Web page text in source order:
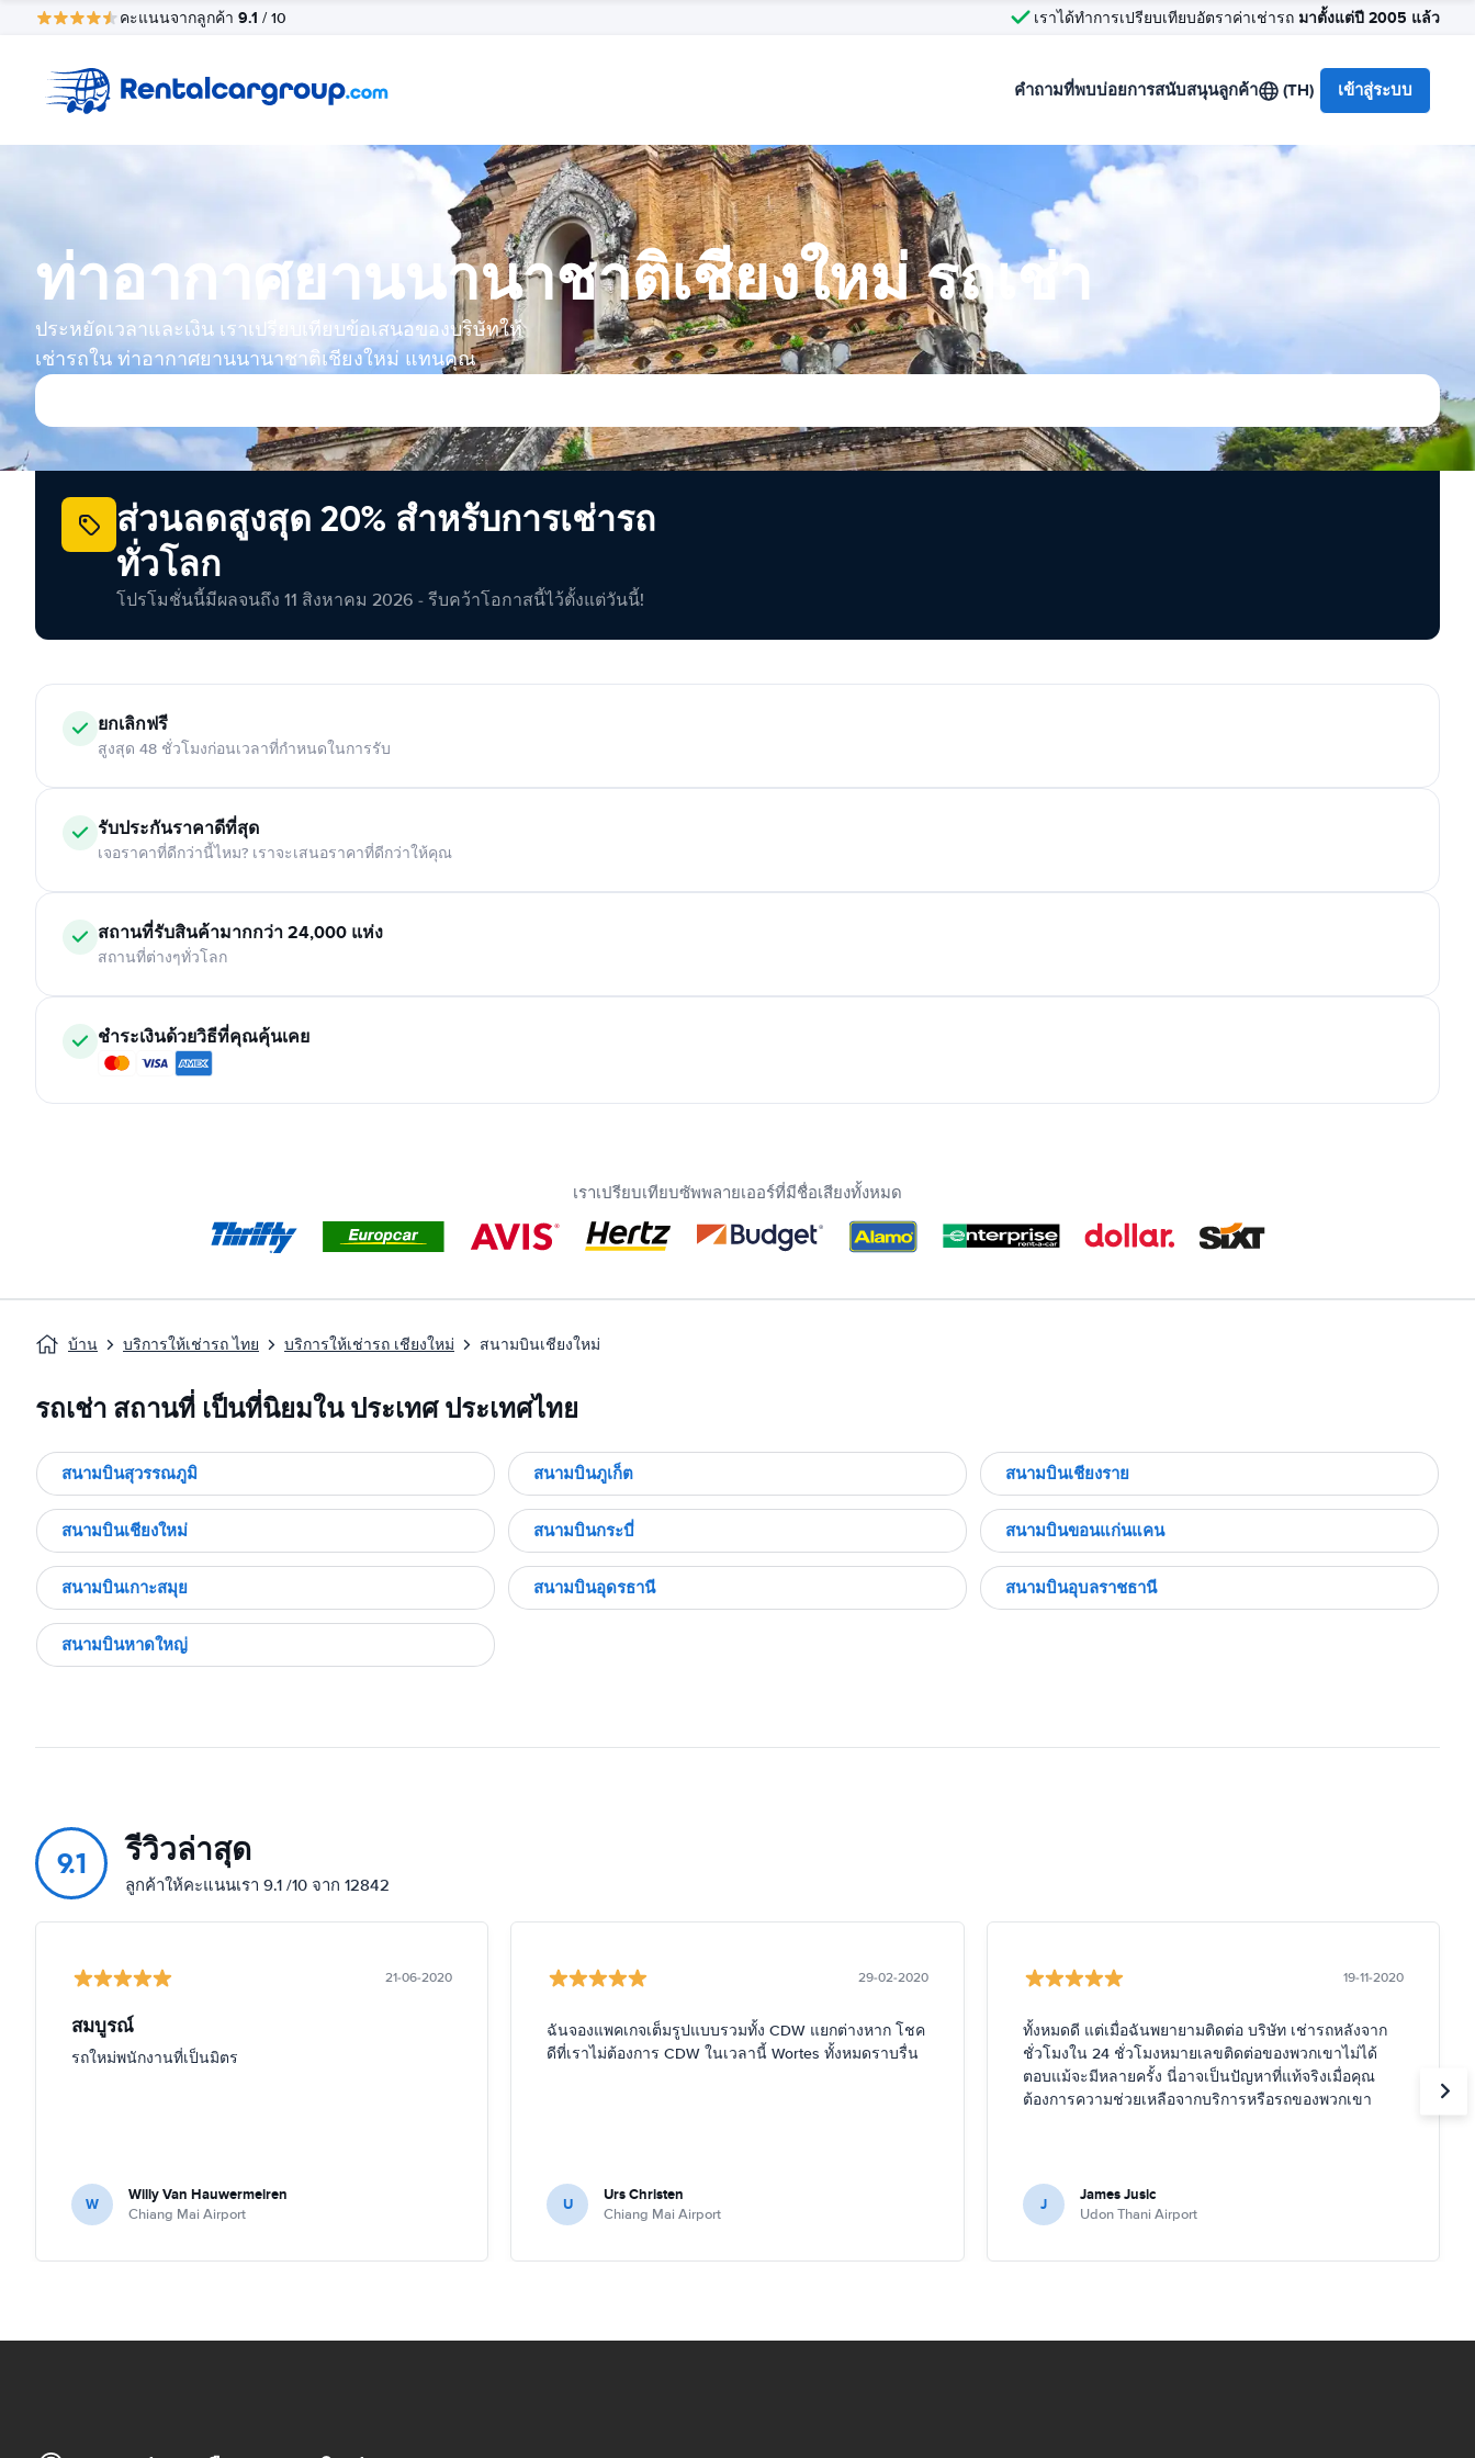
คะแนนจากลูกค้า 9.1 / 10 เราได้ทำการเปรียบเทียบอัตราค่าเช่ารถ มาตั้งแต่ปี 2005 แล้ว
คำถามที่พบบ่อยการสนับสนุนลูกค้า (TH) เข้าสู่ระบบ
ท่าอากาศยานนานาชาติเชียงใหม่ รถเช่า
ประหยัดเวลาและเงิน เราเปรียบเทียบข้อเสนอของบริษัทให้
เช่ารถใน ท่าอากาศยานนานาชาติเชียงใหม่ แทนคุณ
ส่วนลดสูงสุด 20% สำหรับการเช่ารถ
ทั่วโลก
โปรโมชั่นนี้มีผลจนถึง 11 สิงหาคม 2026 - รีบคว้าโอกาสนี้ไว้ตั้งแต่วันนี้!
ยกเลิกฟรี
สูงสุด 48 ชั่วโมงก่อนเวลาที่กำหนดในการรับ
รับประกันราคาดีที่สุด
เจอราคาที่ดีกว่านี้ไหม? เราจะเสนอราคาที่ดีกว่าให้คุณ
สถานที่รับสินค้ามากกว่า 24,000 แห่ง
สถานที่ต่างๆทั่วโลก
ชำระเงินด้วยวิธีที่คุณคุ้นเคย
เราเปรียบเทียบซัพพลายเออร์ที่มีชื่อเสียงทั้งหมด
บ้าน บริการให้เช่ารถ ไทย บริการให้เช่ารถ เชียงใหม่ สนามบินเชียงใหม่
รถเช่า สถานที่ เป็นที่นิยมใน ประเทศ ประเทศไทย
สนามบินสุวรรณภูมิ สนามบินภูเก็ต สนามบินเชียงราย
สนามบินเชียงใหม่ สนามบินกระบี่ สนามบินขอนแก่นแคน
สนามบินเกาะสมุย สนามบินอุดรธานี สนามบินอุบลราชธานี
สนามบินหาดใหญ่
9.1 รีวิวล่าสุด
ลูกค้าให้คะแนนเรา 9.1 /10 จาก 12842
21-06-2020
สมบูรณ์
รถใหม่พนักงานที่เป็นมิตร
W Willy Van Hauwermeiren
Chiang Mai Airport
29-02-2020
ฉันจองแพคเกจเต็มรูปแบบรวมทั้ง CDW แยกต่างหาก โชค
ดีที่เราไม่ต้องการ CDW ในเวลานี้ Wortes ทั้งหมดราบรื่น
U Urs Christen
Chiang Mai Airport
19-11-2020
ทั้งหมดดี แต่เมื่อฉันพยายามติดต่อ บริษัท เช่ารถหลังจาก
ชั่วโมงใน 24 ชั่วโมงหมายเลขติดต่อของพวกเขาไม่ได้
ตอบแม้จะมีหลายครั้ง นี่อาจเป็นปัญหาที่แท้จริงเมื่อคุณ
ต้องการความช่วยเหลือจากบริการหรือรถของพวกเขา
J James Jusic
Udon Thani Airport